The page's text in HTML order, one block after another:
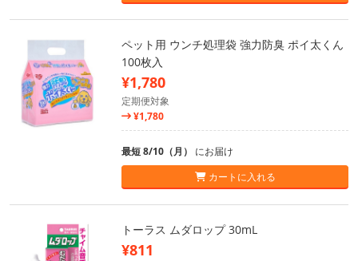
ペット用 ウンチ処理袋 強力防臭 ポイ太くん
100枚入
¥1,780
定期便対象
¥1,780
最短 8/10（月） にお届け
カートに入れる
トーラス ムダロップ 30mL
¥811